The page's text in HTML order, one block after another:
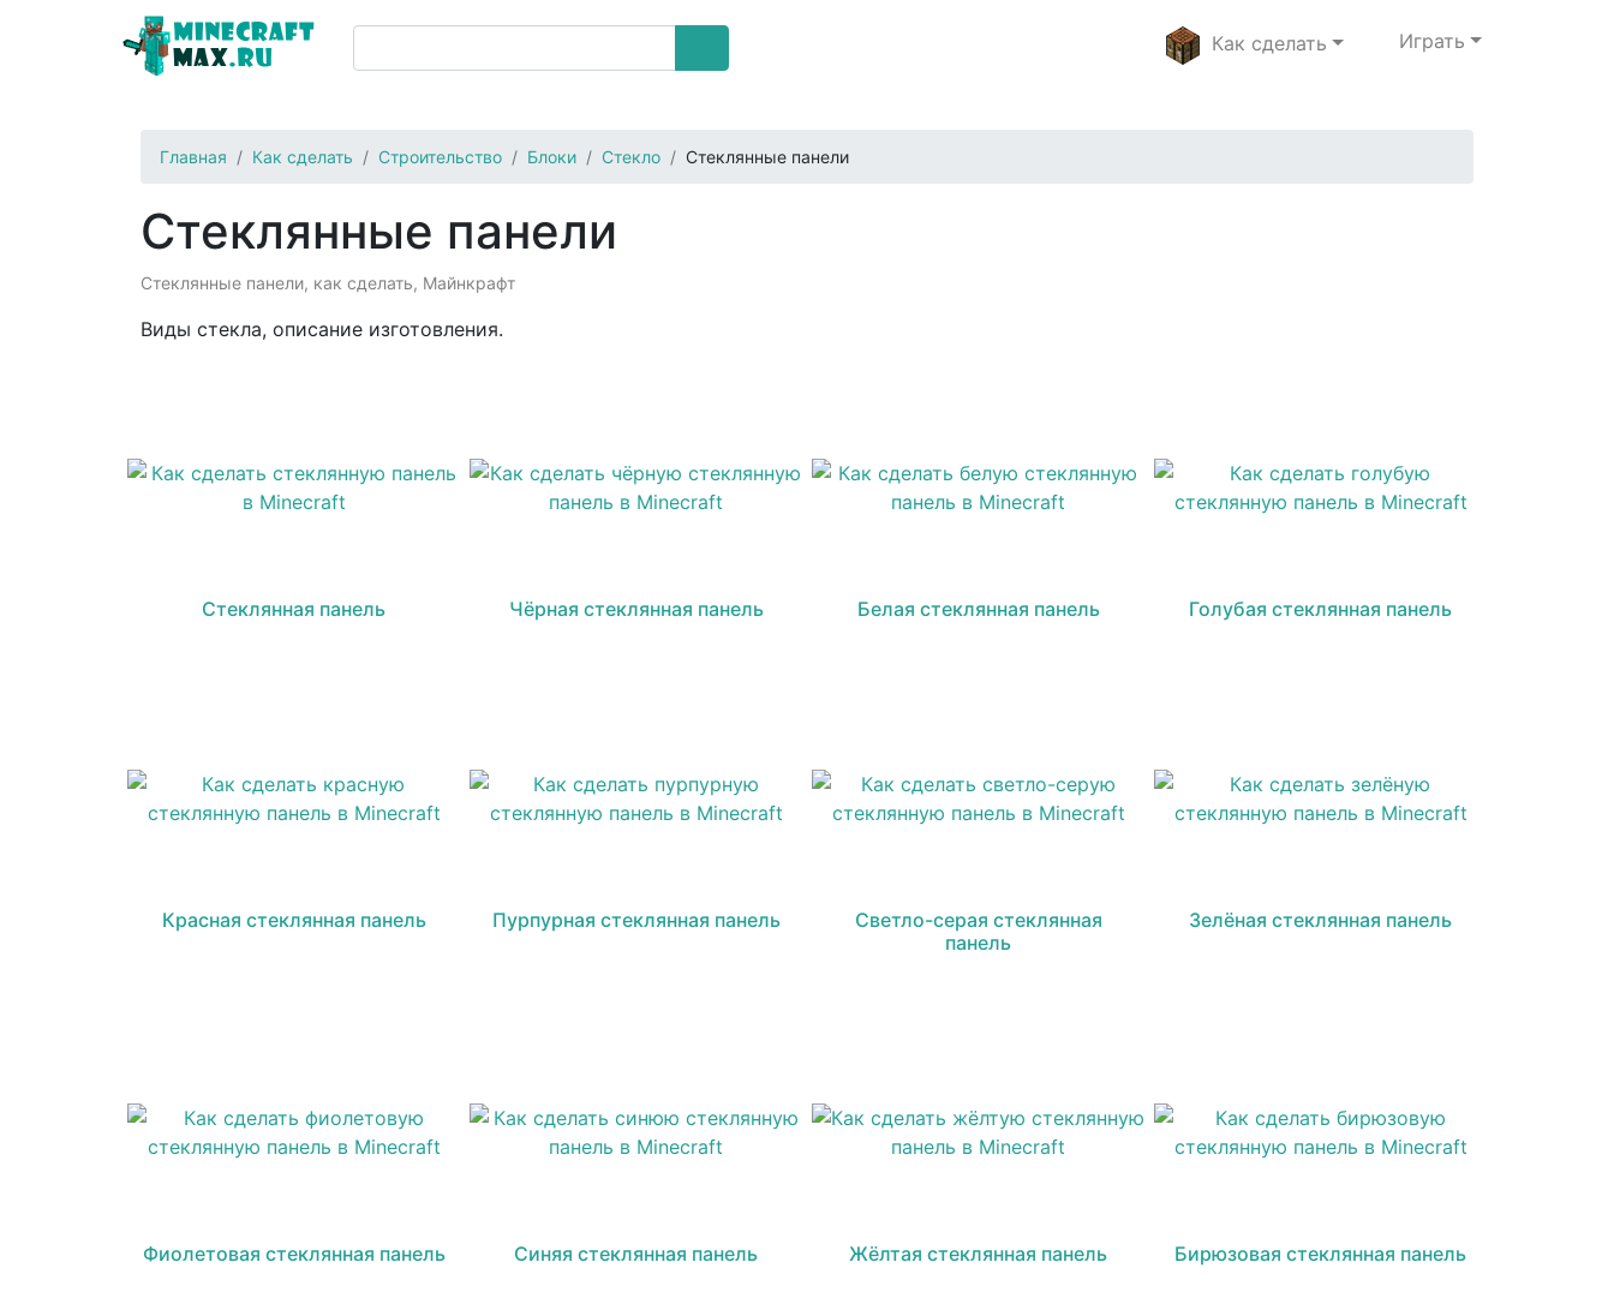
Как сделать Играть
Главная Как сделать Строительство Блоки Стекло Стеклянные панели
Стеклянные панели
Стеклянные панели, как сделать, Майнкрафт
Виды стекла, описание изготовления.
Стеклянная панель Чёрная стеклянная панель Белая стеклянная панель Голубая стеклянная панель
Красная стеклянная панель Пурпурная стеклянная панель
Светло-серая стеклянная
панель
Зелёная стеклянная панель
Фиолетовая стеклянная панель Синяя стеклянная панель Жёлтая стеклянная панель Бирюзовая стеклянная панель